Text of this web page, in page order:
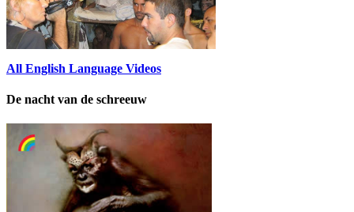
All English Language Videos
De nacht van de schreeuw